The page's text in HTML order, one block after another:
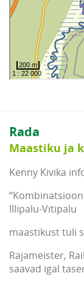
Rada
Maastiku ja
Kenny Kivika
Illipalu-Vitipalu
maastikust tuli
Rajameister,
saavad igal